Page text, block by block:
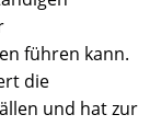
führen kann.
die
und hat zur